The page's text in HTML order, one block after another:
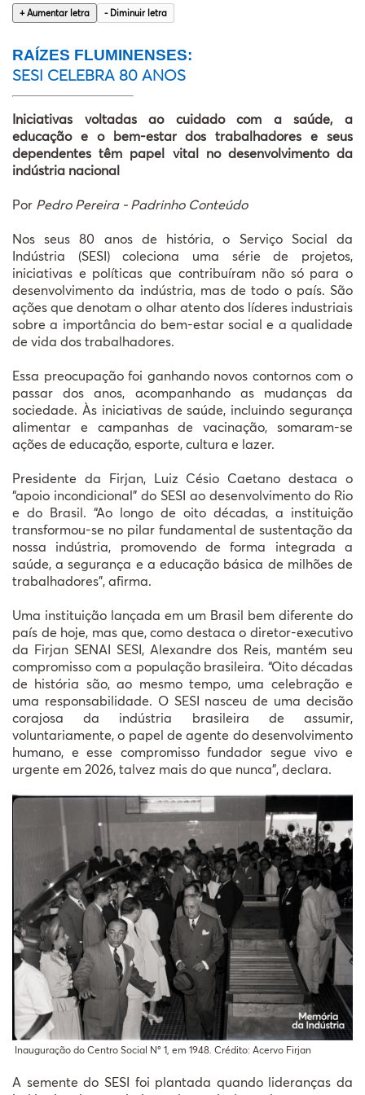
+ Aumentar letra - Diminuir letra
RAÍZES FLUMINENSES:
SESI CELEBRA 80 ANOS
Iniciativas voltadas ao cuidado com a saúde, a
educação e o bem-estar dos trabalhadores e seus
dependentes têm papel vital no desenvolvimento da
indústria nacional
Por Pedro Pereira - Padrinho Conteúdo
Nos seus 80 anos de história, o Serviço Social da
Indústria (SESI) coleciona uma série de projetos,
iniciativas e políticas que contribuíram não só para o
desenvolvimento da indústria, mas de todo o país. São
ações que denotam o olhar atento dos líderes industriais
sobre a importância do bem-estar social e a qualidade
de vida dos trabalhadores.
Essa preocupação foi ganhando novos contornos com o
passar dos anos, acompanhando as mudanças da
sociedade. Às iniciativas de saúde, incluindo segurança
alimentar e campanhas de vacinação, somaram-se
ações de educação, esporte, cultura e lazer.
Presidente da Firjan, Luiz Césio Caetano destaca o
“apoio incondicional” do SESI ao desenvolvimento do Rio
e do Brasil. “Ao longo de oito décadas, a instituição
transformou-se no pilar fundamental de sustentação da
nossa indústria, promovendo de forma integrada a
saúde, a segurança e a educação básica de milhões de
trabalhadores”, afirma.
Uma instituição lançada em um Brasil bem diferente do
país de hoje, mas que, como destaca o diretor-executivo
da Firjan SENAI SESI, Alexandre dos Reis, mantém seu
compromisso com a população brasileira. “Oito décadas
de história são, ao mesmo tempo, uma celebração e
uma responsabilidade. O SESI nasceu de uma decisão
corajosa da indústria brasileira de assumir,
voluntariamente, o papel de agente do desenvolvimento
humano, e esse compromisso fundador segue vivo e
urgente em 2026, talvez mais do que nunca”, declara.
Inauguração do Centro Social Nº 1, em 1948. Crédito: Acervo Firjan
A semente do SESI foi plantada quando lideranças da